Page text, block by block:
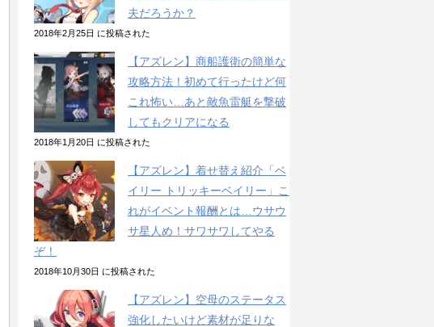
夫だろうか？
2018年2月25日 に投稿された
【アズレン】商船護衛の簡単な
攻略方法！初めて行ったけど何
これ怖い…あと敵魚雷艇を撃破
してもクリアになる
2018年1月20日 に投稿された
【アズレン】着せ替え紹介「ベ
イリー トリッキーベイリー」こ
れがイベント報酬とは…ウサウ
サ星人め！サワサワしてやる
ぞ！
2018年10月30日 に投稿された
【アズレン】空母のステータス
強化したいけど素材が足りな